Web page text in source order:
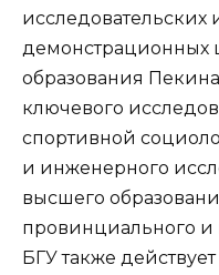
исследовательских
демонстрационных
образования
ключевого
спортивной
и инженерного
высшего
провинциального и
БГУ также